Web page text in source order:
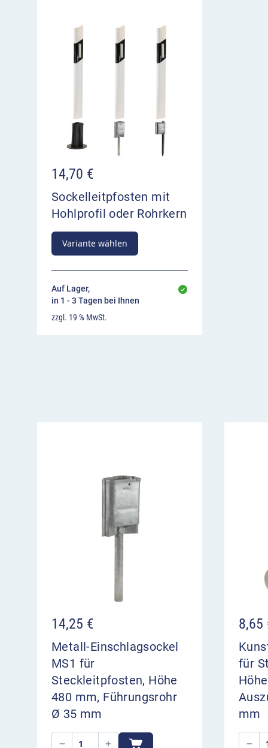
14,70 €
Sockelleitpfosten mit
Hohlprofil oder Rohrkern
Variante wählen
Auf Lager,
in 1 - 3 Tagen bei Ihnen
zzgl. 19 % MwSt.
14,25 €
Metall-Einschlagsockel
MS1 für
Steckleitpfosten, Höhe
480 mm, Führungsrohr
Ø 35 mm
8,65
für
mm